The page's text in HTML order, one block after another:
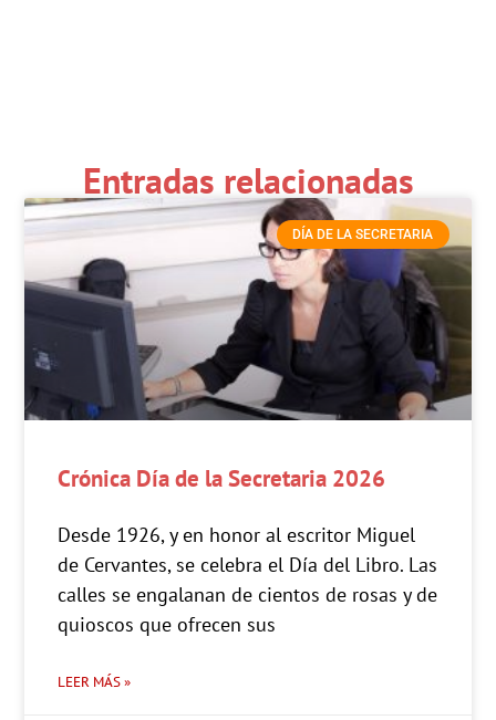
Entradas relacionadas
DÍA DE LA SECRETARIA
Crónica Día de la Secretaria 2026
Desde 1926, y en honor al escritor Miguel
de Cervantes, se celebra el Día del Libro. Las
calles se engalanan de cientos de rosas y de
quioscos que ofrecen sus
LEER MÁS »